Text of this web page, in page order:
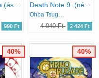
990 Ft
Death Note 9. (német)
4 040 Ft 2 424 Ft
40% 40%